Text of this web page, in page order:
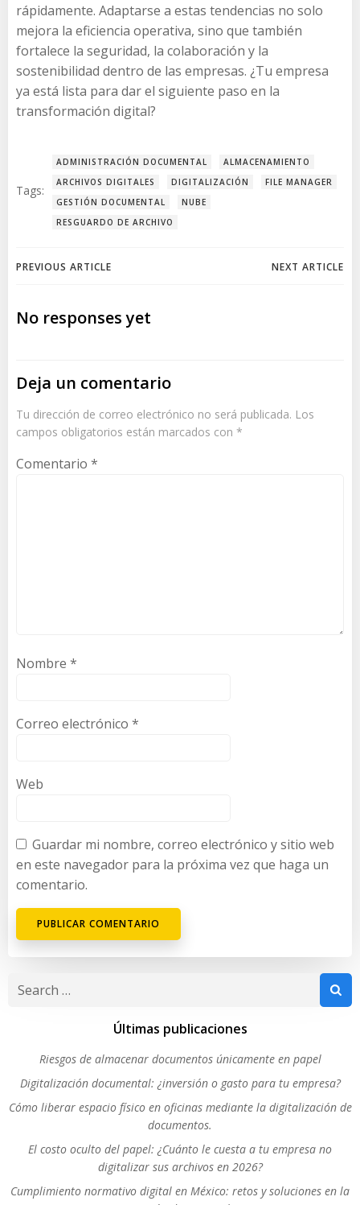
rápidamente. Adaptarse a estas tendencias no solo
mejora la eficiencia operativa, sino que también
fortalece la seguridad, la colaboración y la
sostenibilidad dentro de las empresas. ¿Tu empresa
ya está lista para dar el siguiente paso en la
transformación digital?
Tags:
ADMINISTRACIÓN DOCUMENTAL
ALMACENAMIENTO
ARCHIVOS DIGITALES
DIGITALIZACIÓN
FILE MANAGER
GESTIÓN DOCUMENTAL
NUBE
RESGUARDO DE ARCHIVO
Post
navigation
PREVIOUS ARTICLE NEXT ARTICLE
No responses yet
Deja un comentario
Tu dirección de correo electrónico no será publicada. Los
campos obligatorios están marcados con *
Comentario *
Nombre *
Correo electrónico *
Web
Guardar mi nombre, correo electrónico y sitio web
en este navegador para la próxima vez que haga un
comentario.
Search
Últimas publicaciones
Riesgos de almacenar documentos únicamente en papel
Digitalización documental: ¿inversión o gasto para tu empresa?
Cómo liberar espacio físico en oficinas mediante la digitalización de
documentos.
El costo oculto del papel: ¿Cuánto le cuesta a tu empresa no
digitalizar sus archivos en 2026?
Cumplimiento normativo digital en México: retos y soluciones en la